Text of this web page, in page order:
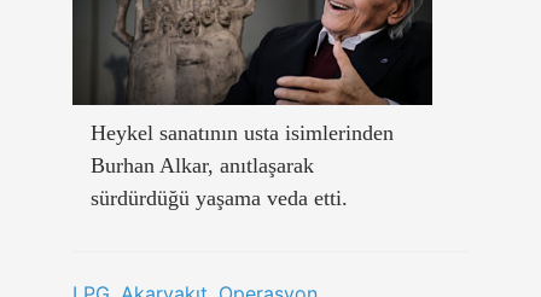
Heykel sanatının usta isimlerinden
Burhan Alkar, anıtlaşarak
sürdürdüğü yaşama veda etti.